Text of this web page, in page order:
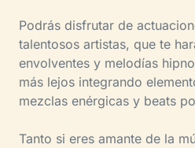
Podrás disfrutar de
talentosos artistas, que te
envolventes y melodías
más lejos integrando
mezclas enérgicas y beats
Tanto si eres amante de la